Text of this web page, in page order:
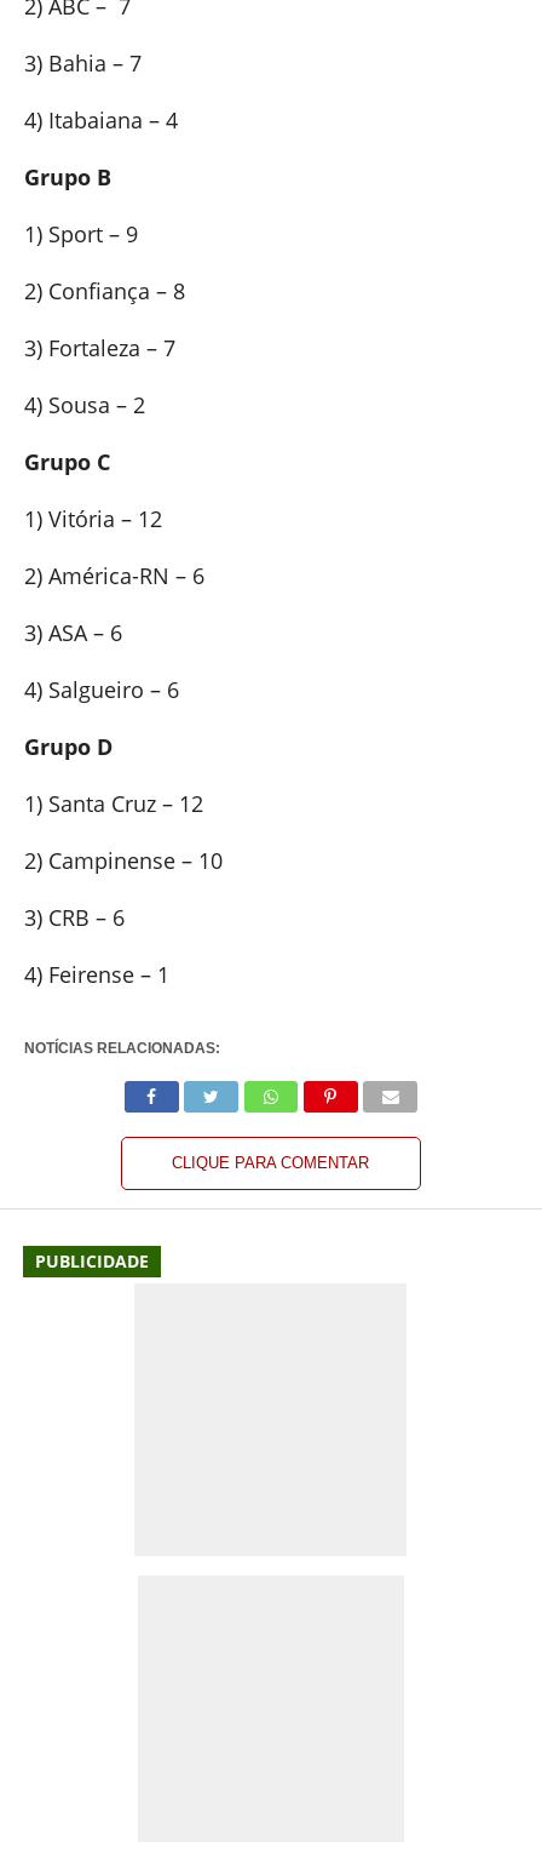
2) ABC – 7
3) Bahia – 7
4) Itabaiana – 4
Grupo B
1) Sport – 9
2) Confiança – 8
3) Fortaleza – 7
4) Sousa – 2
Grupo C
1) Vitória – 12
2) América-RN – 6
3) ASA – 6
4) Salgueiro – 6
Grupo D
1) Santa Cruz – 12
2) Campinense – 10
3) CRB – 6
4) Feirense – 1
NOTÍCIAS RELACIONADAS:
CLIQUE PARA COMENTAR
PUBLICIDADE